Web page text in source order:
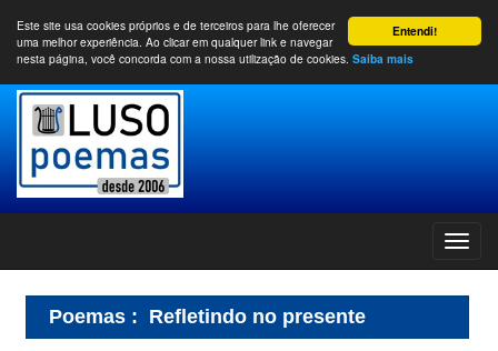
Entendi!
Este site usa cookies próprios e de terceiros para lhe oferecer
uma melhor experiência. Ao clicar em qualquer link e navegar
nesta página, você concorda com a nossa utilização de cookies. Saiba mais
Poemas : Refletindo no presente